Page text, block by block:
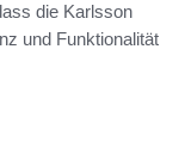
die Karlsson
und Funktionalität